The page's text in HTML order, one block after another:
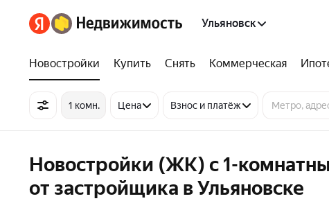
Ульяновск
Новостройки Купить Снять Коммерческая
1 комн. Цена Взнос и платёж
Новостройки (ЖК) с 1-
от застройщика в Ульяновске